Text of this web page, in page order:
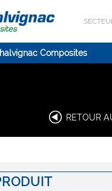
Composites
RETOUR